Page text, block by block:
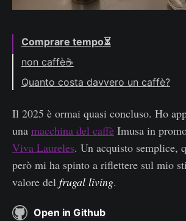
Comprare tempo⏳
non caffè☕
Il caffè non è il punto
Quanto costa davvero un caffè?
Il 2025 è ormai quasi concluso. Ho
una macchina del caffè Imusa in
Viva Laureles. Un acquisto semplice,
però mi ha spinto a riflettere sul mio
valore del frugal living.
Open in Github